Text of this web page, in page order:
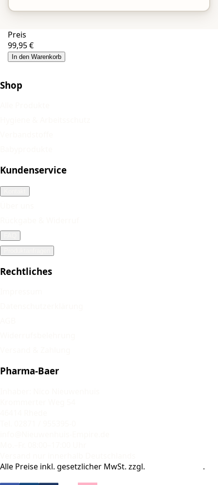
Preis
99,95 €
In den Warenkorb
Shop
Kundenservice
Rechtliches
Pharma-Baer
Alle Preise inkl. gesetzlicher MwSt. zzgl.
.